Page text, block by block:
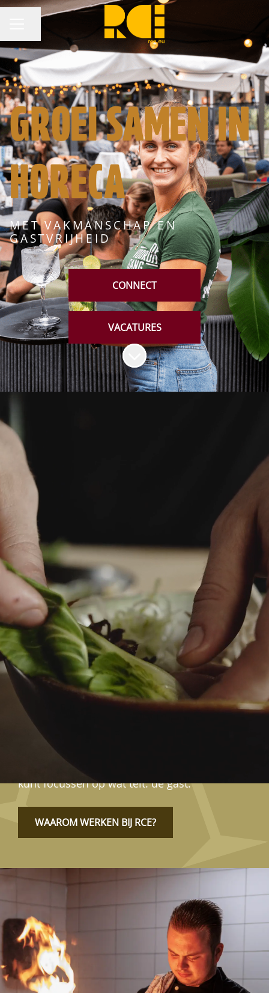
GROEI SAMEN IN
HORECA
MET VAKMANSCHAP EN
GASTVRIJHEID
CONNECT
VACATURES
Naar content scrollen
HOE STERK ONZE MERKEN OOK ZIJN
HET ZIJN ONZE MENSEN
OP DE VLOER DIE HET
VERSCHIL MAKEN
Jij bent degene die gasten zich welkom laat
voelen. Die zorgt voor kwaliteit, sfeer en een
ervaring die klopt. Of je nu in de bediening
staat, op kantoor, in de keuken werkt of
gasten ontvangt aan de deur.
Wij zorgen voor een stevige organisatie,
slimme ondersteuning en een team dat
achter je staat. Met de juiste structuur en
tools maken we het werk makkelijker, zodat jij
kunt focussen op wat telt: de gast.
WAAROM WERKEN BIJ RCE?